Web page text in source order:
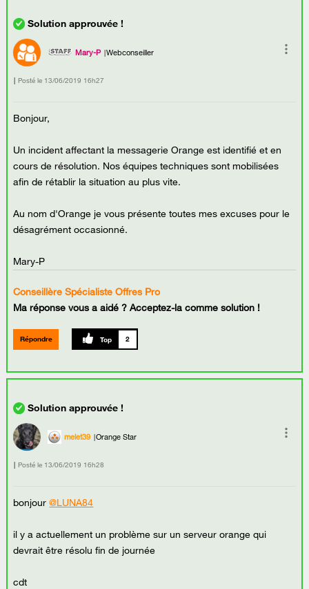
Mary-P Webconseiller
Posté le ‎13/06/2019 16h27
Bonjour,
Un incident affectant la messagerie Orange est identifié et en
cours de résolution. Nos équipes techniques sont mobilisées
afin de rétablir la situation au plus vite.
Au nom d'Orange je vous présente toutes mes excuses pour le
désagrément occasionné.
Mary-P
Conseillère Spécialiste Offres Pro
Ma réponse vous a aidé ? Acceptez-la comme solution !
Répondre 2
melet39 Orange Star
Posté le ‎13/06/2019 16h28
bonjour@LUNA84
il y a actuellement un problème sur un serveur orange qui
devrait être résolu fin de journée
cdt